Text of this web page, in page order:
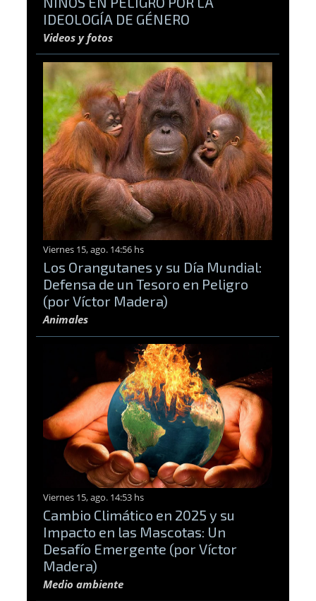
IDEOLOGÍA DE GÉNERO
Videos y fotos
Viernes 15, ago. 14:56 hs
Los Orangutanes y su Día Mundial:
Defensa de un Tesoro en Peligro
(por Víctor Madera)
Animales
Viernes 15, ago. 14:53 hs
Cambio Climático en 2025 y su
Impacto en las Mascotas: Un
Desafío Emergente (por Víctor
Madera)
Medio ambiente